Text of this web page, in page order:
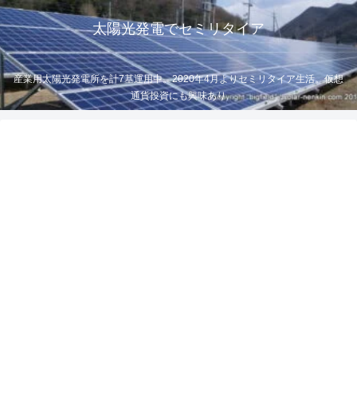
太陽光発電でセミリタイア
産業用太陽光発電所を計7基運用中。2020年4月よりセミリタイア生活。仮想
通貨投資にも興味あり